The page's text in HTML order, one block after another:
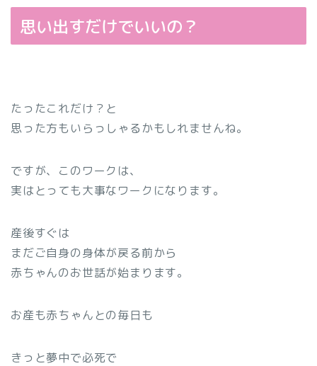
思い出すだけでいいの？
たったこれだけ？ と
思った方もいらっしゃるかもしれませんね。
ですが、このワークは、
実はとっても大事なワークになります。
産後すぐは
まだご自身の身体が戻る前から
赤ちゃんのお世話が始まります。
お産も赤ちゃんとの毎日も
きっと夢中で必死で